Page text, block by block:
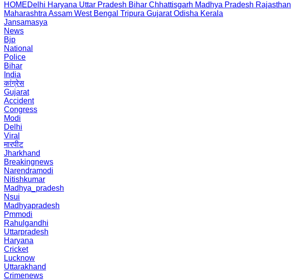
HOMEDelhi Haryana Uttar Pradesh Bihar Chhattisgarh Madhya Pradesh Rajasthan
Maharashtra Assam West Bengal Tripura Gujarat Odisha Kerala
Jansamasya
News
Bjp
National
Police
Bihar
India
कांग्रेस
Gujarat
Accident
Congress
Modi
Delhi
Viral
मारपीट
Jharkhand
Breakingnews
Narendramodi
Nitishkumar
Madhya_pradesh
Nsui
Madhyapradesh
Pmmodi
Rahulgandhi
Uttarpradesh
Haryana
Cricket
Lucknow
Uttarakhand
Crimenews